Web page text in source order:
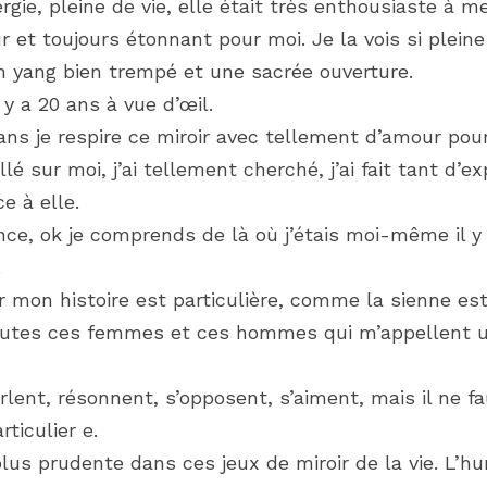
pleine de vie, elle était très enthousiaste à
et toujours étonnant pour moi. Je la vois si pleine
yang bien trempé et une sacrée ouverture.
a 20 ans à vue d’œil.
je respire ce miroir avec tellement d’amour
sur moi, j’ai tellement cherché, j’ai fait tant
à elle.
ok je comprends de là où j’étais moi-même il y
mon histoire est particulière, comme la sienne
ces femmes et ces hommes qui m’appellent
résonnent, s’opposent, s’aiment, mais il ne
e.
prudente dans ces jeux de miroir de la vie.